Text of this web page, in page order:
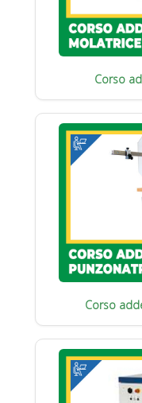
Corso
Corso